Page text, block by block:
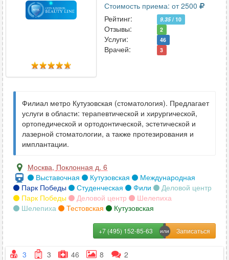
Стоимость приема: от 2500
Рейтинг:
9.35/ 10
Отзывы: 2
Услуги: 46
Врачей: 3
Филиал метро Кутузовская (стоматология). Предлагает
услуги в области: терапевтической и хирургической,
ортопедической и ортодонтической, эстетической и
лазерной стоматологии, а также протезирования и
имплантации.
Москва, Поклонная д. 6
Выставочная
Кутузовская
Международная
Парк Победы
Студенческая Фили
Деловой центр
Парк Победы
Деловой центр
Шелепиха
Шелепиха
Тестовская Кутузовская
+7 (495) 152-85-63
3 3 46 8 2